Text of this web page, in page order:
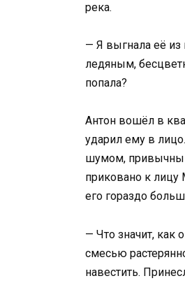
река.
— Я выгнала её из
ледяным,
попала?
Антон вошёл в
ударил ему в
шумом, привычным
приковано к
его гораздо
— Что значит, как
смесью
навестить.